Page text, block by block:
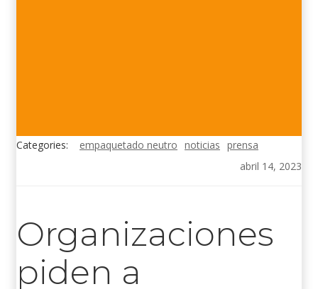
Categories: empaquetado neutro noticias prensa
abril 14, 2023
Organizaciones
piden a